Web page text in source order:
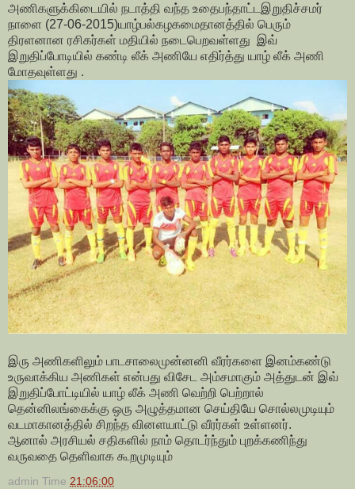
அணிகளுக்கிடையில் நடாத்தி வந்த உதைபந்தாட்டஇறுதிச்சமர்
நாளை (27-06-2015)யாழ்பல்கழகமைதானத்தில் பெரும்
திரளனான ரசிகர்கள் மதியில் நடைபெறவள்ளது இவ்
இறுதிப்போடியில் கண்டி லீக் அணியே எதிர்த்து யாழ் லீக் அணி
மோதவுள்ளது .
இரு அணிகளிலும் பாடசாலைமுன்னனி வீரர்களை இனம்கண்டு
உருவாக்கிய அணிகள் என்பது விசேட அம்சமாகும் அத்துடன் இவ்
இறுதிப்போட்டியில் யாழ் லீக் அணி வெற்றி பெற்றால்
தென்னிலங்கைக்கு ஒரு அழுத்தமான செய்தியே சொல்லமுடியும்
வடமாகானத்தில் சிறந்த வினளயாட்டு வீரர்கள் உள்ளனர்.
ஆனால் அரசியல் சதிகளில் நாம் தொடர்ந்தும் புறக்கணிந்து
வருவதை தெளிவாக கூறமுடியும்
admin Time 21:06:00